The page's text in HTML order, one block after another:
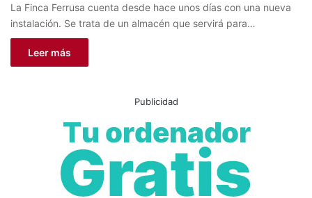
La Finca Ferrusa cuenta desde hace unos días con una nueva
instalación. Se trata de un almacén que servirá para…
Leer más
Publicidad